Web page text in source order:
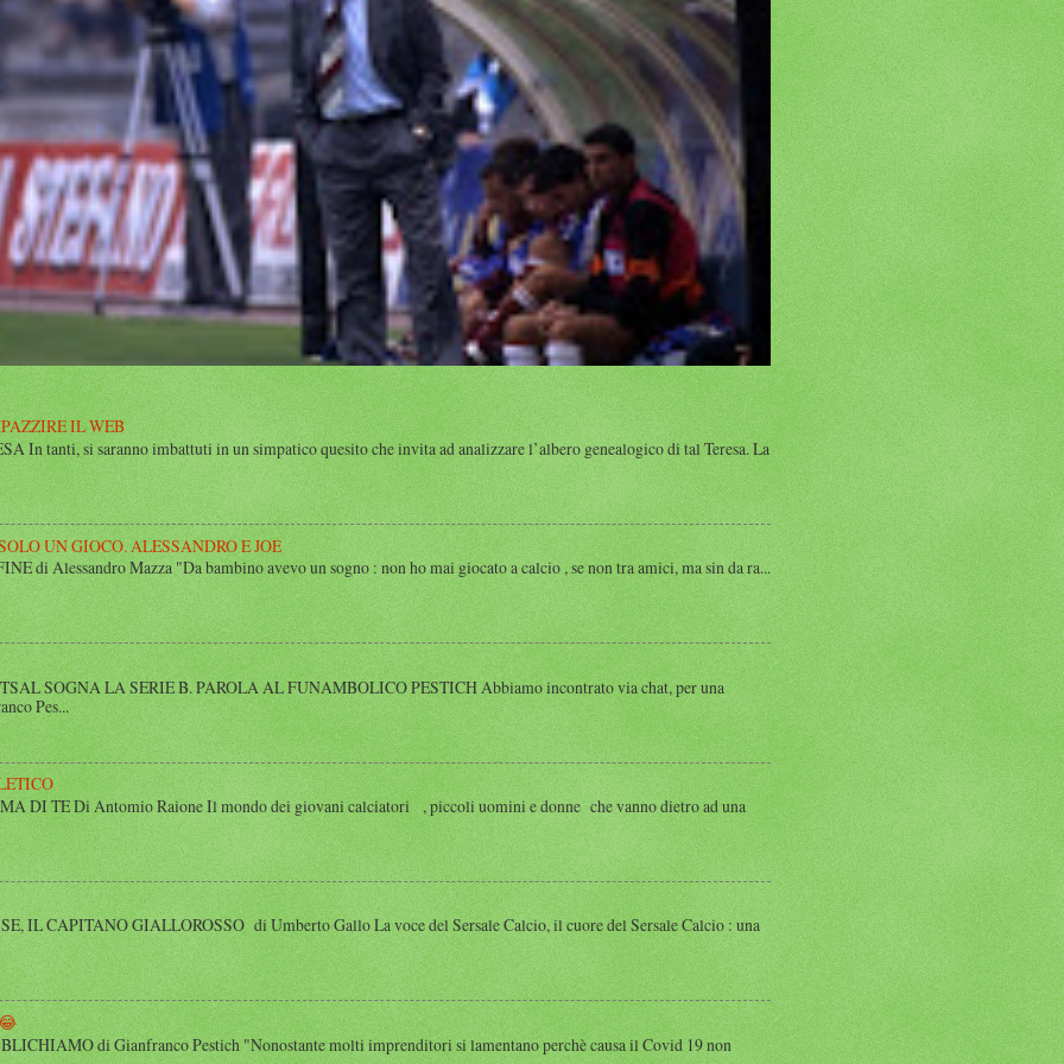
IL WEB
In tanti, si saranno imbattuti in un simpatico quesito che invita ad analizzare l’albero genealogico di tal Teresa. La
UN GIOCO. ALESSANDRO E JOE
di Alessandro Mazza "Da bambino avevo un sogno : non ho mai giocato a calcio , se non tra amici, ma sin da ra...
SOGNA LA SERIE B. PAROLA AL FUNAMBOLICO PESTICH Abbiamo incontrato via chat, per una
Pes...
DI TE Di Antomio Raione Il mondo dei giovani calciatori , piccoli uomini e donne che vanno dietro ad una
IL CAPITANO GIALLOROSSO di Umberto Gallo La voce del Sersale Calcio, il cuore del Sersale Calcio : una
di Gianfranco Pestich "Nonostante molti imprenditori si lamentano perchè causa il Covid 19 non